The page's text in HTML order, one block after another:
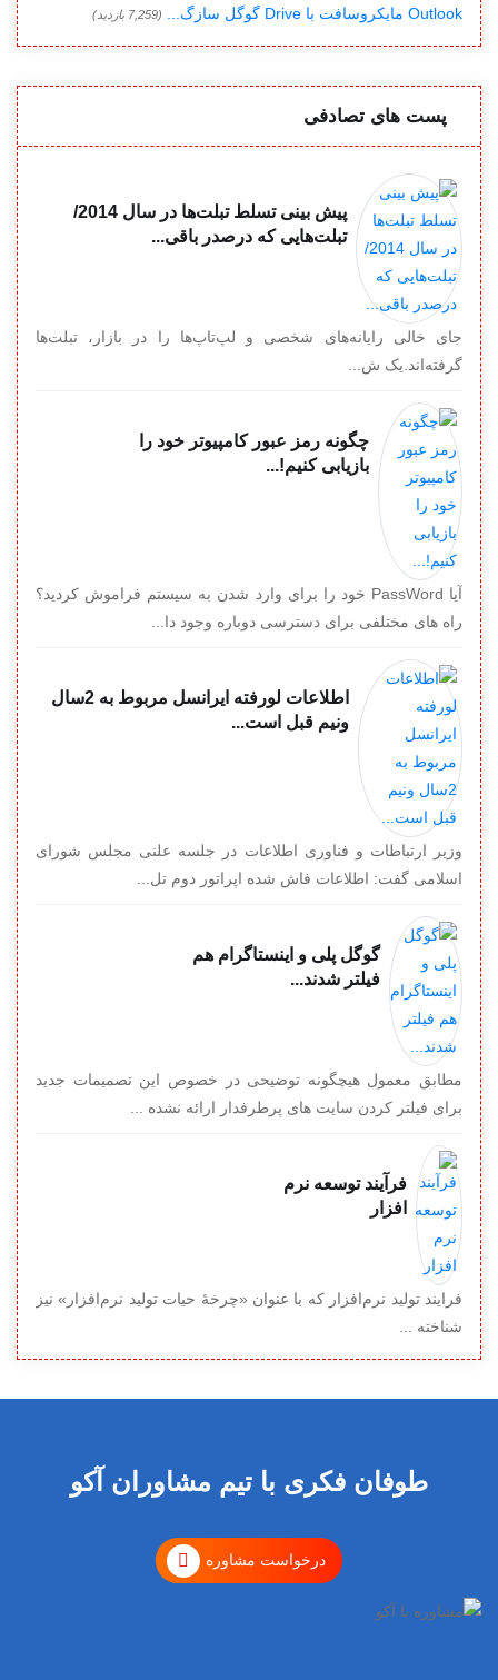
Outlook مایکروسافت با Drive گوگل سازگ... (7,259 بازدید)
پست های تصادفی
پیش بینی تسلط تبلت‌ها در سال 2014/
تبلت‌هایی که درصدر باقی...
جای خالی رایانه‌های شخصی و لپ‌تاپ‌ها را در بازار، تبلت‌ها
گرفته‌اند.یک ش...
چگونه رمز عبور کامپیوتر خود را
بازیابی کنیم!...
آیا PassWord خود را برای وارد شدن به سیستم فراموش کردید؟
راه های مختلفی برای دسترسی دوباره وجود دا...
اطلاعات لورفته ایرانسل مربوط به 2سال
ونیم قبل است...
وزیر ارتباطات و فناوری اطلاعات در جلسه علنی مجلس شورای
اسلامی گفت: اطلاعات فاش شده اپراتور دوم تل...
گوگل پلی و اینستاگرام هم
فیلتر شدند...
مطابق معمول هیچگونه توضیحی در خصوص این تصمیمات جدید
برای فیلتر کردن سایت های پرطرفدار ارائه نشده ...
فرآیند توسعه نرم
افزار
فرایند تولید نرم‌افزار که با عنوان «چرخهٔ حیات تولید نرم‌افزار» نیز
شناخته ...
طوفان فکری با تیم مشاوران آکو
درخواست مشاوره